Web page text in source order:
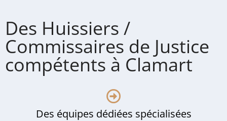
Des Huissiers /
Commissaires de Justice
compétents à Clamart
Des équipes dédiées spécialisées